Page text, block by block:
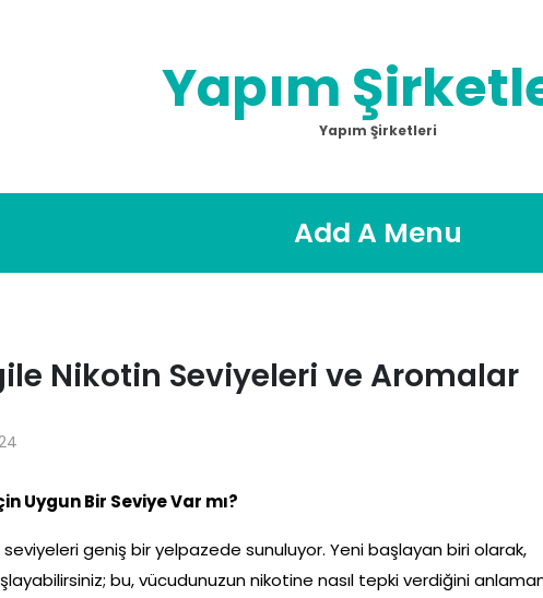
Yapım
Yapım Şirketleri
Add A Menu
Nikotin Seviyeleri ve Aromalar
Uygun Bir Seviye Var mı?
geniş bir yelpazede sunuluyor. Yeni başlayan biri olarak,
bu, vücudunuzun nikotine nasıl tepki verdiğini